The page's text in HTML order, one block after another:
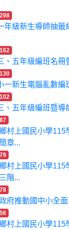
298
年級新生導師抽籤
162
、五年級編班名冊
130
一新生電腦亂數編
102
、五年級編班暨導
87
村上國民小學115
章...
79
村上國民小學115
階...
78
府推動國中小全
56
村上國民小學115